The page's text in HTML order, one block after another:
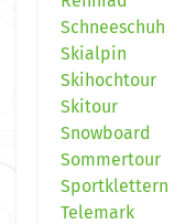
Schneeschuh
Skialpin
Skihochtour
Skitour
Snowboard
Sommertour
Sportklettern
Telemark